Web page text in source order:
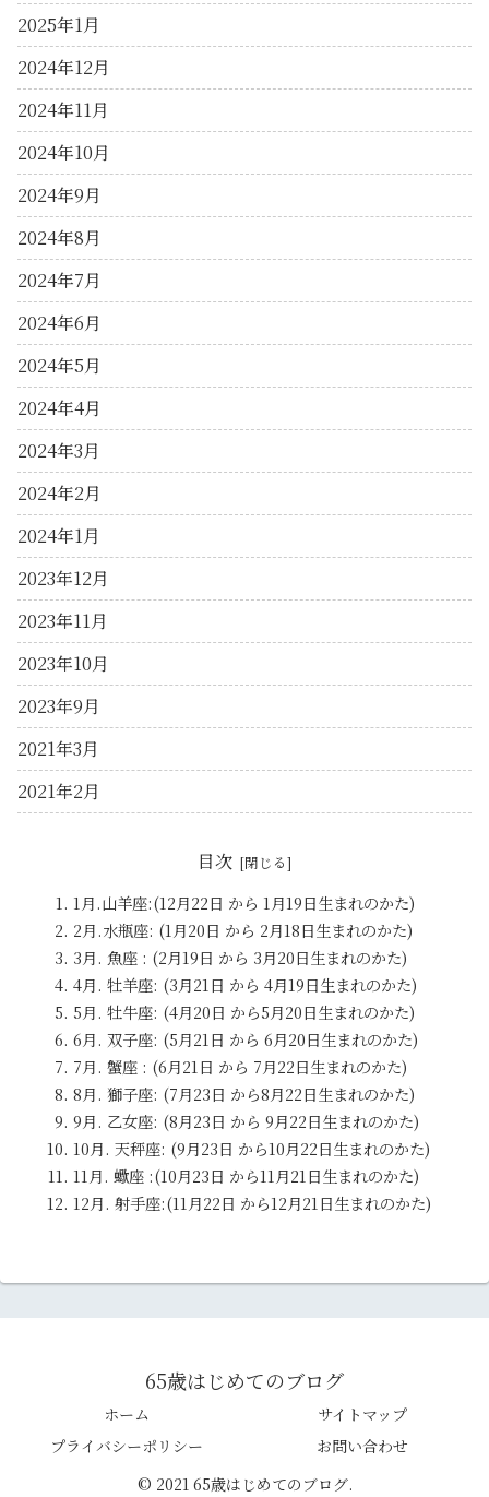
2025年1月
2024年12月
2024年11月
2024年10月
2024年9月
2024年8月
2024年7月
2024年6月
2024年5月
2024年4月
2024年3月
2024年2月
2024年1月
2023年12月
2023年11月
2023年10月
2023年9月
2021年3月
2021年2月
目次
1月.山羊座:(12月22日 から 1月19日生まれのかた)
2月.水瓶座: (1月20日 から 2月18日生まれのかた)
3月. 魚座 : (2月19日 から 3月20日生まれのかた)
4月. 牡羊座: (3月21日 から 4月19日生まれのかた)
5月. 牡牛座: (4月20日 から5月20日生まれのかた)
6月. 双子座: (5月21日 から 6月20日生まれのかた)
7月. 蟹座 : (6月21日 から 7月22日生まれのかた)
8月. 獅子座: (7月23日 から8月22日生まれのかた)
9月. 乙女座: (8月23日 から 9月22日生まれのかた)
10月. 天秤座: (9月23日 から10月22日生まれのかた)
11月. 蠍座 :(10月23日 から11月21日生まれのかた)
12月. 射手座:(11月22日 から12月21日生まれのかた)
65歳はじめてのブログ
ホーム
サイトマップ
プライバシーポリシー
お問い合わせ
© 2021 65歳はじめてのブログ.